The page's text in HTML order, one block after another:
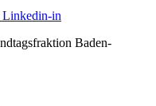
Linkedin-in